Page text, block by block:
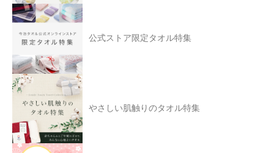
公式ストア限定タオル特集
やさしい肌触りのタオル特集